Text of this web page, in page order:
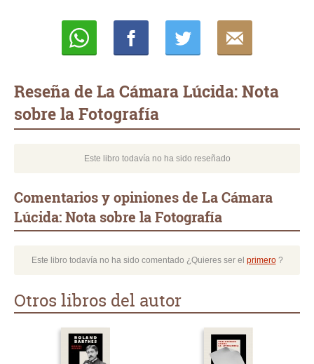
Reseña de La Cámara Lúcida: Nota
sobre la Fotografía
Este libro todavía no ha sido reseñado
Comentarios y opiniones de La Cámara
Lúcida: Nota sobre la Fotografía
Este libro todavía no ha sido comentado ¿Quieres ser el primero?
Otros libros del autor